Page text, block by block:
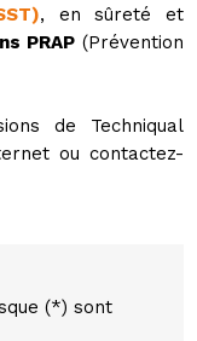
, en sûreté et
PRAP (Prévention
de Techniqual
ou contactez-
(*) sont